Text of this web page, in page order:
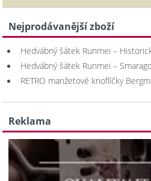
Nejprodávanější zboží
Hedvábný šátek Runmei –
Hedvábný šátek Runmei –
RETRO manžetové knoflíčky
Reklama